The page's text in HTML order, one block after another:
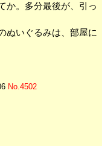
か。多分最後が、引っ
ぬいぐるみは、部屋に
No.4502